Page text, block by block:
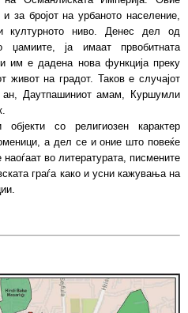
за бројот на урбаното население,
културното ниво. Денес дел од
џамиите, ја имаат првобитната
им е дадена нова функција преку
живот на градот. Таков е случајот
Даутпашиниот амам, Куршумли
со религиозен карактер
а дел се и оние што повеќе
во литературата, писмените
граѓа како и усни кажувања на